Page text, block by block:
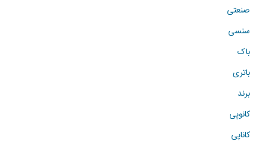
صنعتی
سنسی
باک
باتری
برند
کانوپی
کاناپی